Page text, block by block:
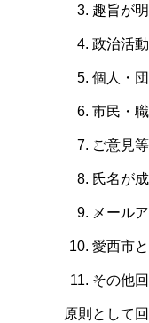
趣旨が
政治活
個人・
市民・
ご意見
氏名が
メール
愛西市
その他
原則として